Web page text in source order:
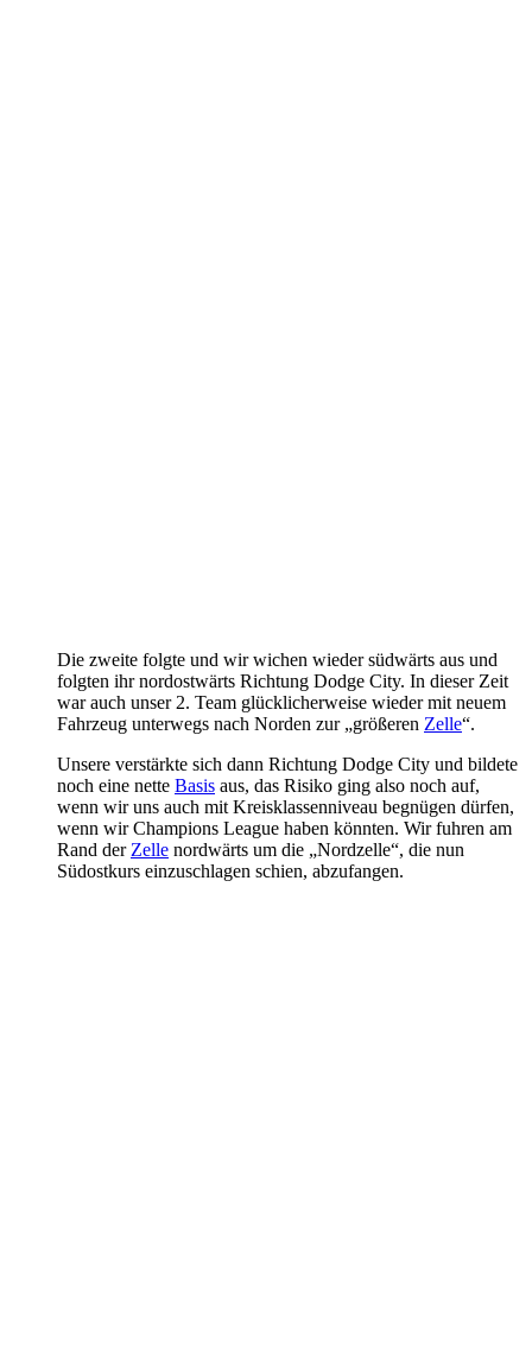
Die zweite folgte und wir wichen wieder südwärts aus und
folgten ihr nordostwärts Richtung Dodge City. In dieser Zeit
war auch unser 2. Team glücklicherweise wieder mit neuem
Fahrzeug unterwegs nach Norden zur „größeren Zelle“.
Unsere verstärkte sich dann Richtung Dodge City und bildete
noch eine nette Basis aus, das Risiko ging also noch auf,
wenn wir uns auch mit Kreisklassenniveau begnügen dürfen,
wenn wir Champions League haben könnten. Wir fuhren am
Rand der Zelle nordwärts um die „Nordzelle“, die nun
Südostkurs einzuschlagen schien, abzufangen.